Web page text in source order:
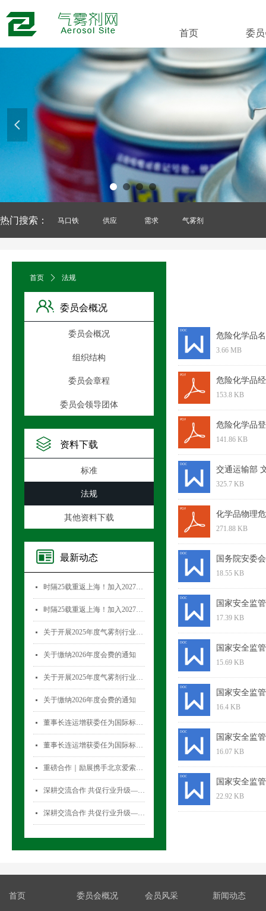
넳
首页 委
热门搜索： 马口铁 供应 需求 气雾剂
最新动态
넷 时隔25载重返上海！加入2027国际气雾剂与金属容器展览会，直面30,000+全球买家！
넷 时隔25载重返上海！加入2027国际气雾剂与金属容器展览会，直面30,000+全球买家！
넷 关于开展2025年度气雾剂行业数据统计工作的通知
넷 关于缴纳2026年度会费的通知
넷 关于开展2025年度气雾剂行业数据统计工作的通知
넷 关于缴纳2026年度会费的通知
넷 董事长连运增获委任为国际标准化组织薄壁金属容器技术委员会(ISO/TC52)主席
넷 董事长连运增获委任为国际标准化组织薄壁金属容器技术委员会(ISO/TC52)主席
넷 重磅合作｜励展携手北京爱索塞瑞斯展览有限公司 全新升级国际气雾剂与金属容器展览会！
넷 深耕交流合作 共促行业升级——气雾剂委员会开展专项访问活动
넷 深耕交流合作 共促行业升级——气雾剂委员会开展专项访问活动
标准
法规
其他资料下载
资料下载
委员会概况
组织结构
委员会章程
委员会领导团体
委员会概况
首页 ꄲ 法规
危险化学品
3.66 MB
危险化学品
153.8 KB
危险化学品
141.86 KB
交通运输部
325.7 KB
化学品物理
271.88 KB
国务院安委
18.55 KB
国家安全监
17.39 KB
国家安全监
15.69 KB
国家安全监
16.4 KB
国家安全监
16.07 KB
国家安全监
22.92 KB
首页 委员会概况 会员风采 新闻动态